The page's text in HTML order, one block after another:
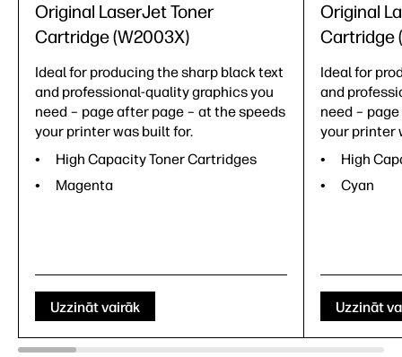
Original LaserJet Toner
Cartridge (W2003X)
Ideal for producing the sharp black text
and professional-quality graphics you
need – page after page – at the speeds
your printer was built for.
High Capacity Toner Cartridges
Magenta
Uzzināt vairāk
Original
Cartridge
Ideal for
and
need –
your printer
High
Cyan
Uzzināt